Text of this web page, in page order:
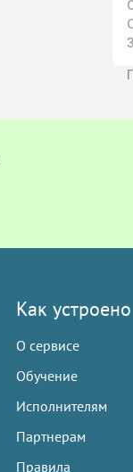
Как устроено
О сервисе
Обучение
Исполнителям
Партнерам
Правила